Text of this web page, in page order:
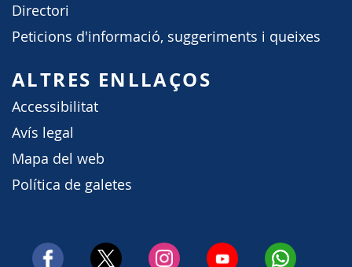
Directori
Peticions d'informació, suggeriments i queixes
ALTRES ENLLAÇOS
Accessibilitat
Avís legal
Mapa del web
Política de galetes